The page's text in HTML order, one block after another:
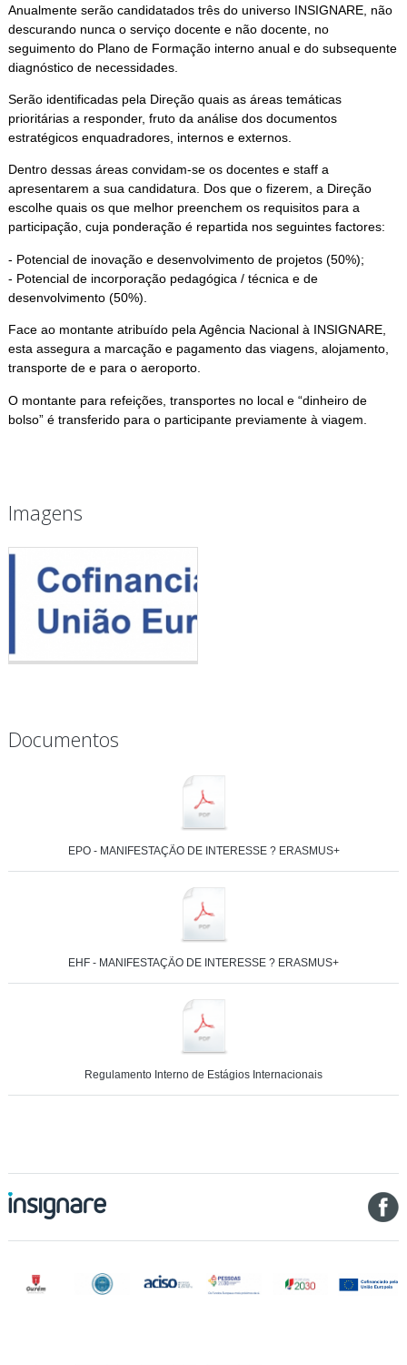
Anualmente serão candidatados três do universo INSIGNARE, não
descurando nunca o serviço docente e não docente, no
seguimento do Plano de Formação interno anual e do subsequente
diagnóstico de necessidades.
Serão identificadas pela Direção quais as áreas temáticas
prioritárias a responder, fruto da análise dos documentos
estratégicos enquadradores, internos e externos.
Dentro dessas áreas convidam-se os docentes e staff a
apresentarem a sua candidatura. Dos que o fizerem, a Direção
escolhe quais os que melhor preenchem os requisitos para a
participação, cuja ponderação é repartida nos seguintes factores:
- Potencial de inovação e desenvolvimento de projetos (50%);
- Potencial de incorporação pedagógica / técnica e de
desenvolvimento (50%).
Face ao montante atribuído pela Agência Nacional à INSIGNARE,
esta assegura a marcação e pagamento das viagens, alojamento,
transporte de e para o aeroporto.
O montante para refeições, transportes no local e “dinheiro de
bolso” é transferido para o participante previamente à viagem.
Imagens
Documentos
EPO - MANIFESTAÇÃO DE INTERESSE ? ERASMUS+
EHF - MANIFESTAÇÃO DE INTERESSE ? ERASMUS+
Regulamento Interno de Estágios Internacionais